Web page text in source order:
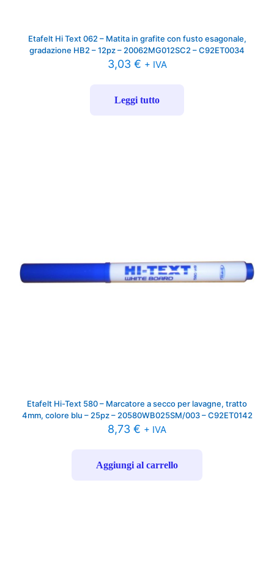
Etafelt Hi Text 062 – Matita in grafite con fusto esagonale,
gradazione HB2 – 12pz – 20062MG012SC2 – C92ET0034
3,03 € + IVA
Leggi tutto
Etafelt Hi-Text 580 – Marcatore a secco per lavagne, tratto
4mm, colore blu – 25pz – 20580WB025SM/003 – C92ET0142
8,73 € + IVA
Aggiungi al carrello